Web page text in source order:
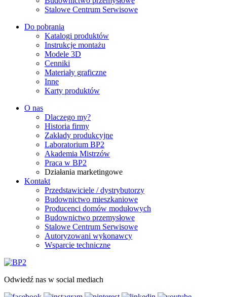
Stalowe Centrum Serwisowe
Do pobrania
Katalogi produktów
Instrukcje montażu
Modele 3D
Cenniki
Materiały graficzne
Inne
Karty produktów
O nas
Dlaczego my?
Historia firmy
Zakłady produkcyjne
Laboratorium BP2
Akademia Mistrzów
Praca w BP2
Działania marketingowe
Kontakt
Przedstawiciele / dystrybutorzy
Budownictwo mieszkaniowe
Producenci domów modułowych
Budownictwo przemysłowe
Stalowe Centrum Serwisowe
Autoryzowani wykonawcy
Wsparcie techniczne
Odwiedź nas w social mediach